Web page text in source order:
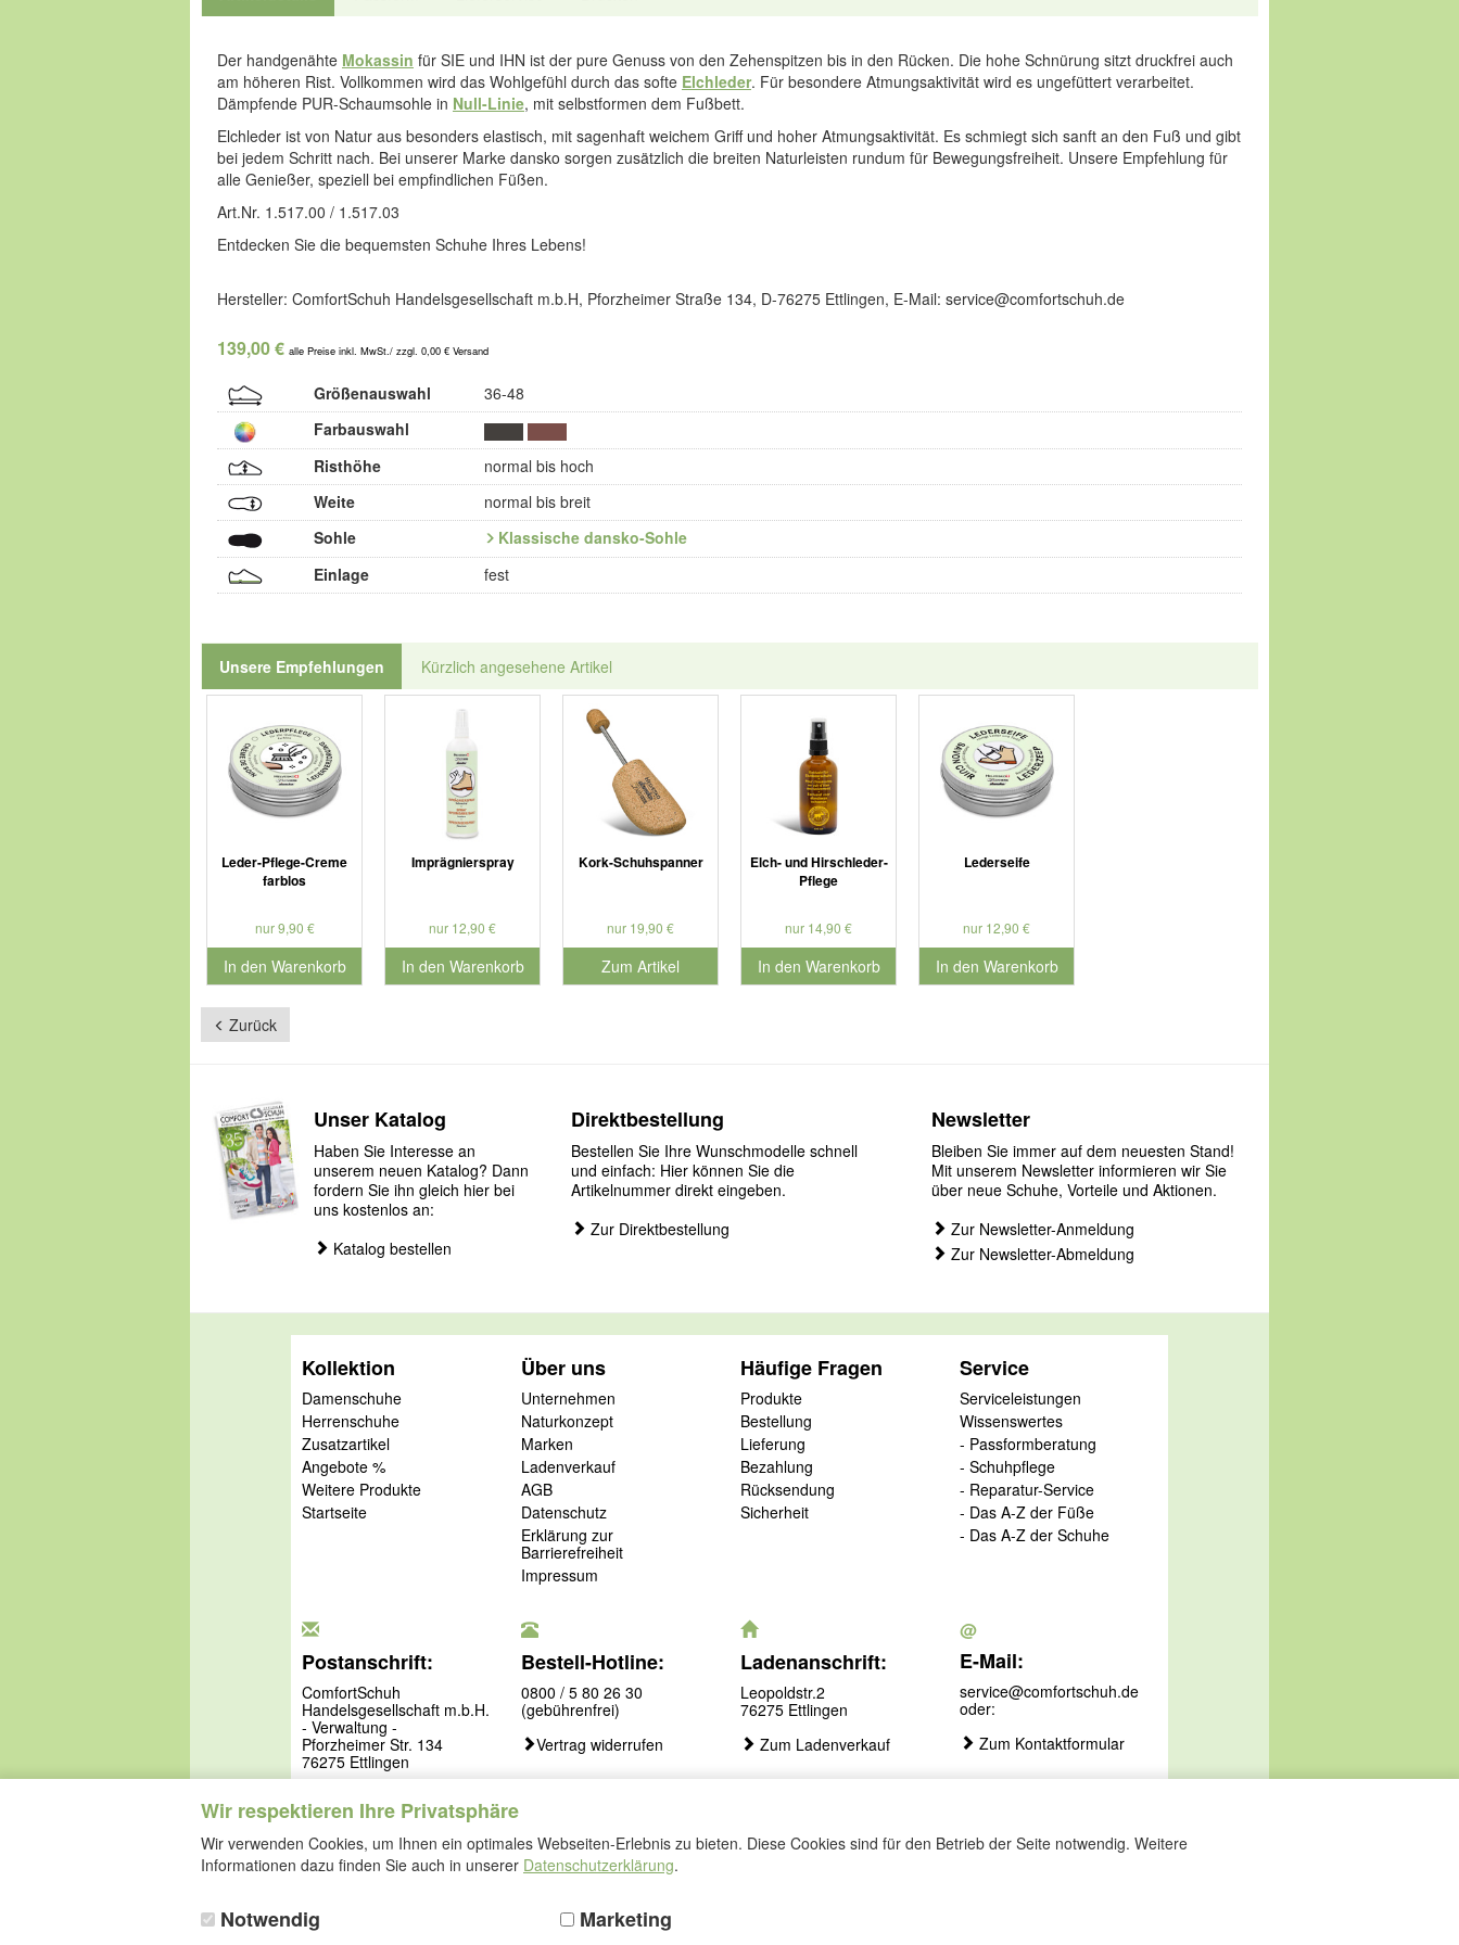
Der handgenähte Mokassin für SIE und IHN ist der pure Genuss von den Zehenspitzen bis in den Rücken. Die hohe Schnürung sitzt druckfrei auch
am höheren Rist. Vollkommen wird das Wohlgefühl durch das softe Elchleder. Für besondere Atmungsaktivität wird es ungefüttert verarbeitet.
Dämpfende PUR-Schaumsohle in Null-Linie, mit selbstformen dem Fußbett.
Elchleder ist von Natur aus besonders elastisch, mit sagenhaft weichem Griff und hoher Atmungsaktivität. Es schmiegt sich sanft an den Fuß und gibt
bei jedem Schritt nach. Bei unserer Marke dansko sorgen zusätzlich die breiten Naturleisten rundum für Bewegungsfreiheit. Unsere Empfehlung für
alle Genießer, speziell bei empfindlichen Füßen.
Art.Nr. 1.517.00 / 1.517.03
Entdecken Sie die bequemsten Schuhe Ihres Lebens!
Hersteller: ComfortSchuh Handelsgesellschaft m.b.H, Pforzheimer Straße 134, D-76275 Ettlingen, E-Mail: service@comfortschuh.de
139,00 € alle Preise inkl. MwSt./ zzgl. 0,00 € Versand
Größenauswahl
36-48
Farbauswahl
Risthöhe
normal bis hoch
Weite
normal bis breit
Sohle
Klassische dansko-Sohle
Einlage
fest
Unsere Empfehlungen Kürzlich angesehene Artikel
Leder-Pflege-Creme
farblos
nur 9,90 €
In den Warenkorb
für Produktnummer 901186
Imprägnierspray
nur 12,90 €
In den Warenkorb
für Produktnummer 901126
Kork-Schuhspanner
nur 19,90 €
Zum Artikel
Elch- und Hirschleder-
Pflege
nur 14,90 €
In den Warenkorb
für Produktnummer 901181
Lederseife
nur 12,90 €
In den Warenkorb
für Produktnummer 901127
Zurück
Wir respektieren Ihre Privatsphäre
Wir verwenden Cookies, um Ihnen ein optimales Webseiten-Erlebnis zu bieten. Diese Cookies sind für den Betrieb der Seite notwendig. Weitere
Informationen dazu finden Sie auch in unserer Datenschutzerklärung.
Notwendig Marketing
Unser Katalog
Haben Sie Interesse an
unserem neuen Katalog? Dann
fordern Sie ihn gleich hier bei
uns kostenlos an:
Katalog bestellen
Direktbestellung
Bestellen Sie Ihre Wunschmodelle schnell
und einfach: Hier können Sie die
Artikelnummer direkt eingeben.
Zur Direktbestellung
Newsletter
Bleiben Sie immer auf dem neuesten Stand!
Mit unserem Newsletter informieren wir Sie
über neue Schuhe, Vorteile und Aktionen.
Zur Newsletter-Anmeldung
Zur Newsletter-Abmeldung
Kollektion
Damenschuhe
Herrenschuhe
Zusatzartikel
Angebote %
Weitere Produkte
Startseite
Über uns
Unternehmen
Naturkonzept
Marken
Ladenverkauf
AGB
Datenschutz
Erklärung zur
Barrierefreiheit
Impressum
Häufige Fragen
Produkte
Bestellung
Lieferung
Bezahlung
Rücksendung
Sicherheit
Service
Serviceleistungen
Wissenswertes
- Passformberatung
- Schuhpflege
- Reparatur-Service
- Das A-Z der Füße
- Das A-Z der Schuhe
Postanschrift:
ComfortSchuh
Handelsgesellschaft m.b.H.
- Verwaltung -
Pforzheimer Str. 134
76275 Ettlingen
Bestell-Hotline:
0800 / 5 80 26 30
(gebührenfrei)
Vertrag widerrufen
Ladenanschrift:
Leopoldstr.2
76275 Ettlingen
Zum Ladenverkauf
@
E-Mail:
service@comfortschuh.de
oder:
Zum Kontaktformular